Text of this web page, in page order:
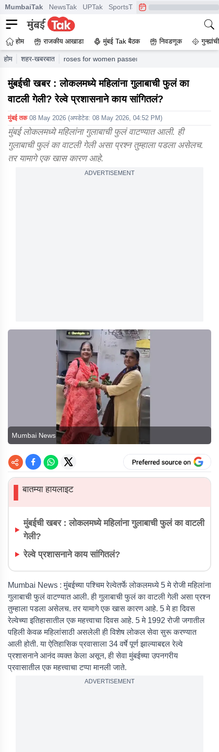
MumbaiTak NewsTak UPTak SportsTak CrimeTak
होम राजकीय आखाडा मुंबई Tak बैठक निवडणूक
होम शहर-खबरबात roses for women passengers as mumbai ladies
मुंबईची खबर : लोकलमध्ये महिलांना गुलाबाची फुलं का
वाटली गेली? रेल्वे प्रशासनाने काय सांगितलं?
मुंबई तक 08 May 2026 (अपडेटेड: 08 May 2026, 04:52 PM)
मुंबई लोकलमध्ये महिलांना गुलाबाची फुलं वाटण्यात आली. ही
गुलाबाची फुलं का वाटली गेली असा प्रश्न तुम्हाला पडला असेलच.
तर यामागे एक खास कारण आहे.
ADVERTISEMENT
Mumbai News
▌बातम्या हायलाइट
मुंबईची खबर : लोकलमध्ये महिलांना गुलाबाची फुलं का वाटली
गेली?
रेल्वे प्रशासनाने काय सांगितलं?
Mumbai News : मुंबईच्या पश्चिम रेल्वेतर्फे लोकलमध्ये 5 मे रोजी महिलांना
गुलाबाची फुलं वाटण्यात आली. ही गुलाबाची फुलं का वाटली गेली असा प्रश्न
तुम्हाला पडला असेलच. तर यामागे एक खास कारण आहे. 5 मे हा दिवस
रेल्वेच्या इतिहासातील एक महत्त्वाचा दिवस आहे. 5 मे 1992 रोजी जगातील
पहिली केवळ महिलांसाठी असलेली ही विशेष लोकल सेवा सुरू करण्यात
आली होती. या ऐतिहासिक प्रवासाला 34 वर्षे पूर्ण झाल्याबद्दल रेल्वे
प्रशासनाने आनंद व्यक्त केला असून, ही सेवा मुंबईच्या उपनगरीय
प्रवासातील एक महत्त्वाचा टप्पा मानली जाते.
ADVERTISEMENT